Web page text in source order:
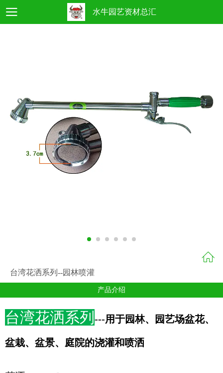
水牛园艺资材总汇
台湾花洒系列--园林喷灌
产品介绍
台湾花洒系列 ---用于园林、园艺场盆花、
盆栽、盆景、庭院的浇灌和喷洒